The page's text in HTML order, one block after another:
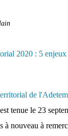
de l'Adetem
tenue le 23
à nouveau à